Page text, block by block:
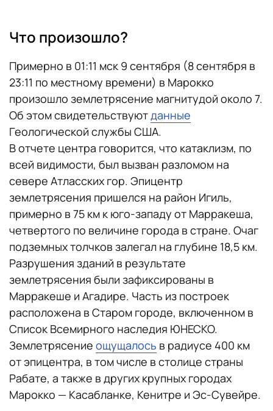
Что произошло?
Примерно в 01:11 мск 9 сентября (8 сентября в
23:11 по местному времени) в Марокко
произошло землетрясение магнитудой около 7.
Об этом свидетельствуютданные
Геологической службы США.
В отчете центра говорится, что катаклизм, по
всей видимости, был вызван разломом на
севере Атласских гор. Эпицентр
землетрясения пришелся на район Игиль,
примерно в 75 км к юго-западу от Марракеша,
четвертого по величине города в стране. Очаг
подземных толчков залегал на глубине 18,5 км.
Разрушения зданий в результате
землетрясения были зафиксированы в
Марракеше и Агадире. Часть из построек
расположена в Старом городе, включенном в
Список Всемирного наследия ЮНЕСКО.
Землетрясение ощущалось в радиусе 400 км
от эпицентра, в том числе в столице страны
Рабате, а также в других крупных городах
Марокко — Касабланке, Кенитре и Эс-Сувейре.